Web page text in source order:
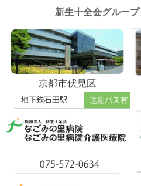
新生十全会グルー